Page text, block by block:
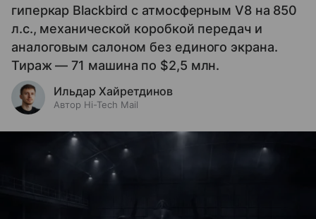
гиперкар Blackbird с атмосферным V8 на 850
л.с., механической коробкой передач и
аналоговым салоном без единого экрана.
Тираж — 71 машина по $2,5 млн.
Ильдар Хайретдинов
Автор Hi-Tech Mail